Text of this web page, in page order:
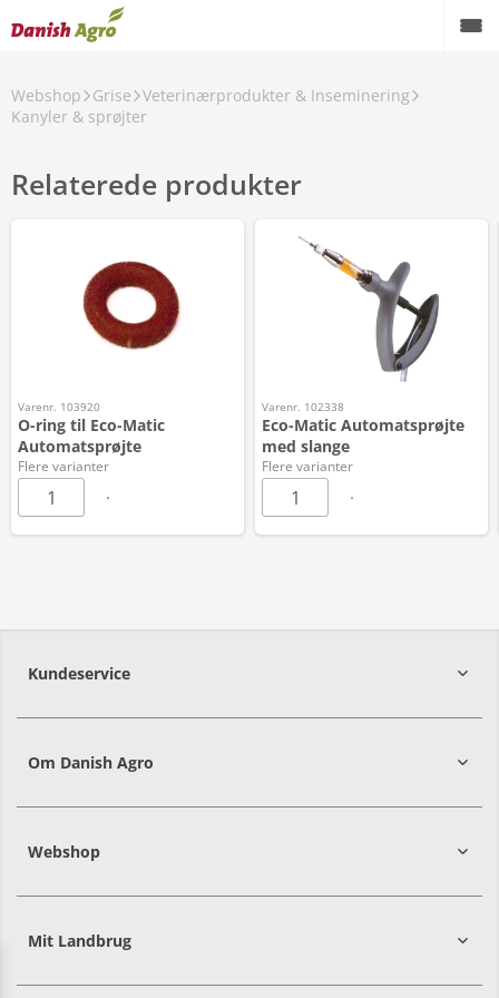
Webshop Grise Veterinærprodukter & Inseminering
Kanyler & sprøjter
Relaterede produkter
Varenr. 103920
O-ring til Eco-Matic
Automatsprøjte
Flere varianter
Varenr. 102338
Eco-Matic Automatsprøjte
med slange
Flere varianter
Kundeservice
Om Danish Agro
Webshop
Mit Landbrug